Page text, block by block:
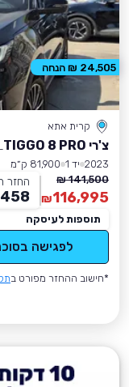
קרית אתא
צ'רי TIGGO 8 PRO
2023 יד 1
81,900 ק״מ
141,500 ₪
116,995
₪
החזר
תוספות לעיסקה
לפגישה
*חישוב ההחזר מפורט ב
24,505 ₪ הנחה